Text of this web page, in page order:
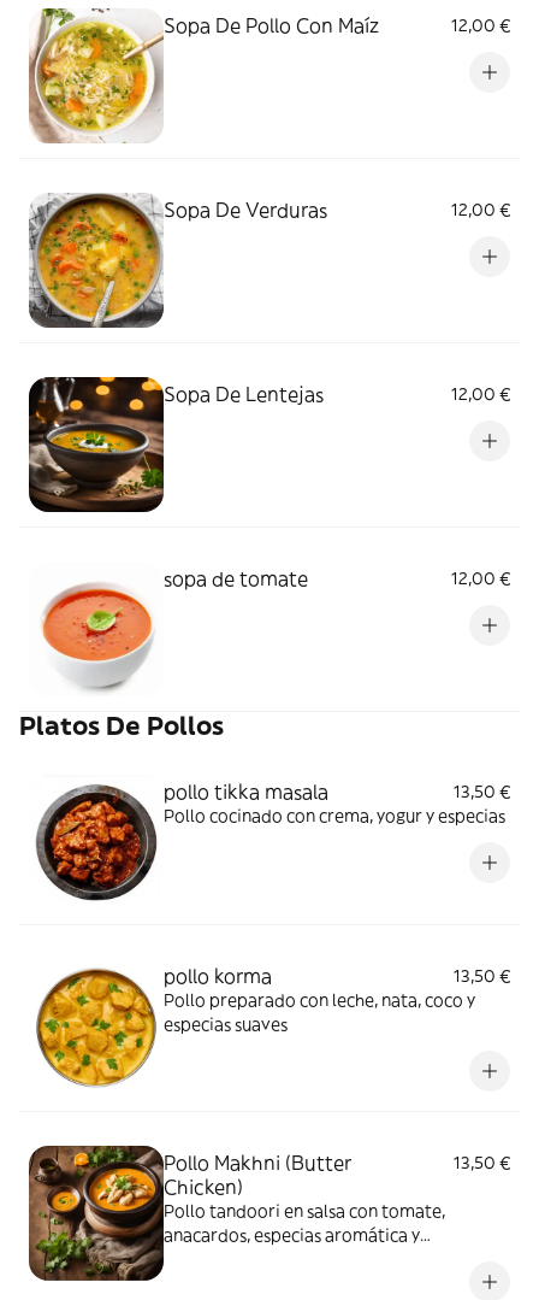
Sopa De Pollo Con Maíz 12,00 €
Sopa De Verduras 12,00 €
Sopa De Lentejas 12,00 €
sopa de tomate 12,00 €
Platos De Pollos
pollo tikka masala
13,50 €
Pollo cocinado con crema, yogur y especias
pollo korma
13,50 €
Pollo preparado con leche, nata, coco y
especias suaves
Pollo Makhni (Butter
Chicken)
13,50 €
Pollo tandoori en salsa con tomate,
anacardos, especias aromática y